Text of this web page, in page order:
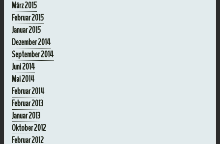
März 2015
Februar 2015
Januar 2015
Dezember 2014
September 2014
Juni 2014
Mai 2014
Februar 2014
Februar 2013
Januar 2013
Oktober 2012
Februar 2012